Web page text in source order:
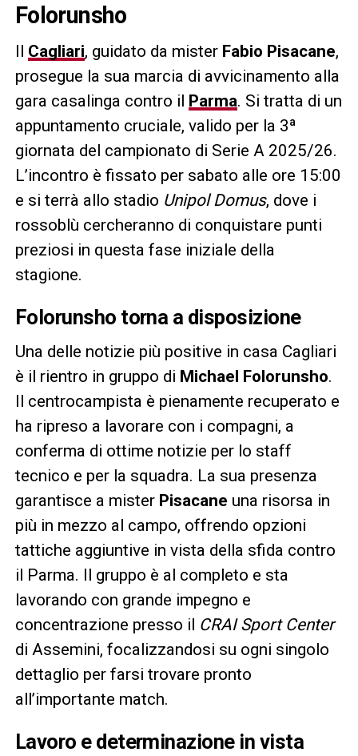
Folorunsho
Il Cagliari, guidato da mister Fabio Pisacane,
prosegue la sua marcia di avvicinamento alla
gara casalinga contro il Parma. Si tratta di un
appuntamento cruciale, valido per la 3ª
giornata del campionato di Serie A 2025/26.
L’incontro è fissato per sabato alle ore 15:00
e si terrà allo stadio Unipol Domus, dove i
rossoblù cercheranno di conquistare punti
preziosi in questa fase iniziale della
stagione.
Folorunsho torna a disposizione
Una delle notizie più positive in casa Cagliari
è il rientro in gruppo di Michael Folorunsho.
Il centrocampista è pienamente recuperato e
ha ripreso a lavorare con i compagni, a
conferma di ottime notizie per lo staff
tecnico e per la squadra. La sua presenza
garantisce a mister Pisacane una risorsa in
più in mezzo al campo, offrendo opzioni
tattiche aggiuntive in vista della sfida contro
il Parma. Il gruppo è al completo e sta
lavorando con grande impegno e
concentrazione presso il CRAI Sport Center
di Assemini, focalizzandosi su ogni singolo
dettaglio per farsi trovare pronto
all’importante match.
Lavoro e determinazione in vista